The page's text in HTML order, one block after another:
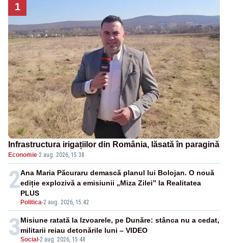
1
Infrastructura irigațiilor din România, lăsată în paragină
Economie·2 aug. 2026, 15:38
2
Politica-2 aug. 2026, 15:42
Ana Maria Păcuraru demască planul lui Bolojan. O nouă
ediție explozivă a emisiunii „Miza Zilei” la Realitatea
PLUS
3Social -2 aug. 2026, 15:48
Misiune ratată la Izvoarele, pe Dunăre: stânca nu a cedat,
militarii reiau detonările luni – VIDEO